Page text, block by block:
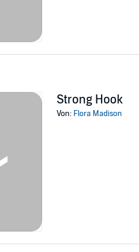
Strong Hook
Von: Flora Madison